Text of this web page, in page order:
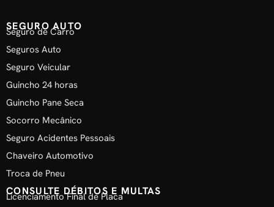
SEGURO AUTO
Seguro de Carro
Seguros Auto
Seguro Veicular
Guincho 24 horas
Guincho Pane Seca
Socorro Mecânico
Seguro Acidentes Pessoais
Chaveiro Automotivo
Troca de Pneu
CONSULTE DÉBITOS E MULTAS
Licenciamento Final de Placa